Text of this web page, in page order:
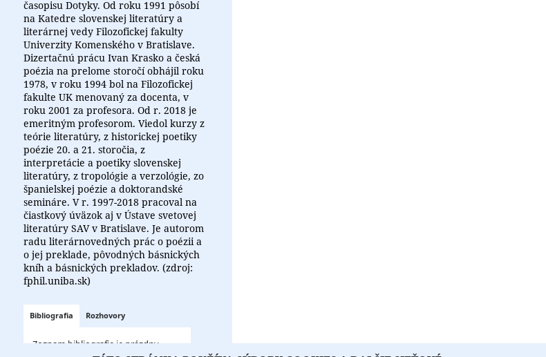
časopisu Dotyky. Od roku 1991 pôsobí
na Katedre slovenskej literatúry a
literárnej vedy Filozofickej fakulty
Univerzity Komenského v Bratislave.
Dizertačnú prácu Ivan Krasko a česká
poézia na prelome storočí obhájil roku
1978, v roku 1994 bol na Filozofickej
fakulte UK menovaný za docenta, v
roku 2001 za profesora. Od r. 2018 je
emeritným profesorom. Viedol kurzy z
teórie literatúry, z historickej poetiky
poézie 20. a 21. storočia, z
interpretácie a poetiky slovenskej
literatúry, z tropológie a verzológie, zo
španielskej poézie a doktorandské
semináre. V r. 1997-2018 pracoval na
čiastkový úväzok aj v Ústave svetovej
literatúry SAV v Bratislave. Je autorom
radu literárnovedných prác o poézii a
o jej preklade, pôvodných básnických
kníh a básnických prekladov. (zdroj:
fphil.uniba.sk)
Bibliografia Rozhovory
Zoznam bibliografie je prázdny